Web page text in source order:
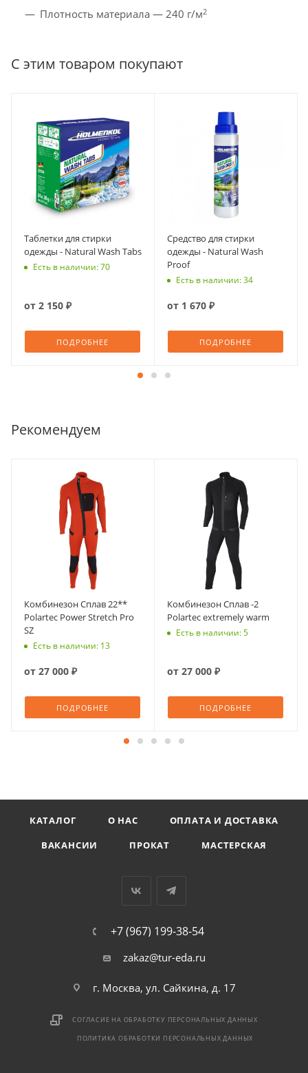
Плотность материала — 240 г/м2
С этим товаром покупают
Таблетки для стирки
одежды - Natural Wash Tabs
Есть в наличии: 70
от 2 150 ₽
ПОДРОБНЕЕ
Средство для стирки
одежды - Natural Wash
Proof
Есть в наличии: 34
от 1 670 ₽
ПОДРОБНЕЕ
Рекомендуем
Комбинезон Сплав 22**
Polartec Power Stretch Pro
SZ
Есть в наличии: 13
от 27 000 ₽
ПОДРОБНЕЕ
Комбинезон Сплав -2
Polartec extremely warm
Есть в наличии: 5
от 27 000 ₽
ПОДРОБНЕЕ
КАТАЛОГ О НАС
ОПЛАТА И ДОСТАВКА
ВАКАНСИИ
ПРОКАТ МАСТЕРСКАЯ
+7 (967) 199-38-54
zakaz@tur-eda.ru
г. Москва, ул. Сайкина, д. 17
СОГЛАСИЕ НА ОБРАБОТКУ ПЕРСОНАЛЬНЫХ ДАННЫХ
ПОЛИТИКА ОБРАБОТКИ ПЕРСОНАЛЬНЫХ ДАННЫХ